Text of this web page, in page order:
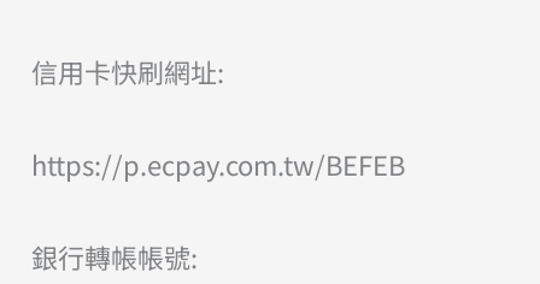
信用卡快刷網址:
https://p.ecpay.com.tw/BEFEB
銀行轉帳帳號: